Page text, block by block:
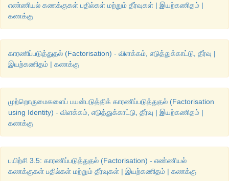
எண்ணியல் கணக்குகள் பதில்கள் மற்றும் தீர்வுகள் | இயற்கணிதம் |
கணக்கு
காரணிப்படுத்துதல் (Factorisation) - விளக்கம், எடுத்துக்காட்டு, தீர்வு |
இயற்கணிதம் | கணக்கு
முற்றொருமைகளைப் பயன்படுத்திக் காரணிப்படுத்துதல் (Factorisation
using Identity) - விளக்கம், எடுத்துக்காட்டு, தீர்வு | இயற்கணிதம் |
கணக்கு
பயிற்சி 3.5: காரணிப்படுத்துதல் (Factorisation) - எண்ணியல்
கணக்குகள் பதில்கள் மற்றும் தீர்வுகள் | இயற்கணிதம் | கணக்கு